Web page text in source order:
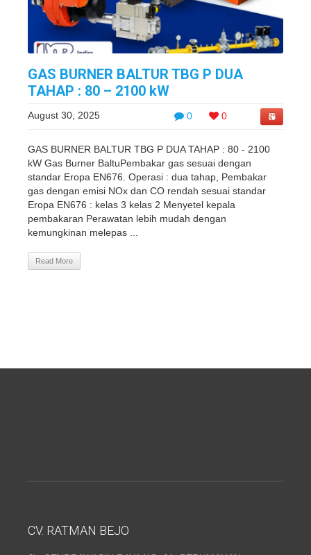
GAS BURNER BALTUR TBG P DUA
TAHAP : 80 – 2100 kW
0 0
August 30, 2025
GAS BURNER BALTUR TBG P DUA TAHAP : 80 - 2100
kW Gas Burner BaltuPembakar gas sesuai dengan
standar Eropa EN676. Operasi : dua tahap, Pembakar
gas dengan emisi NOx dan CO rendah sesuai standar
Eropa EN676 : kelas 3 kelas 2 Menyetel kepala
pembakaran Perawatan lebih mudah dengan
kemungkinan melepas ...
Read More
CV. RATMAN BEJO